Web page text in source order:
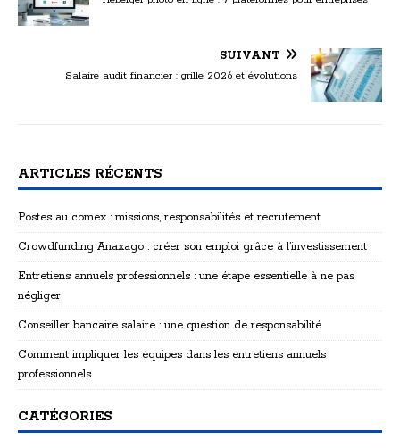
SUIVANT
Salaire audit financier : grille 2026 et évolutions
ARTICLES RÉCENTS
Postes au comex : missions, responsabilités et recrutement
Crowdfunding Anaxago : créer son emploi grâce à l’investissement
Entretiens annuels professionnels : une étape essentielle à ne pas
négliger
Conseiller bancaire salaire : une question de responsabilité
Comment impliquer les équipes dans les entretiens annuels
professionnels
CATÉGORIES